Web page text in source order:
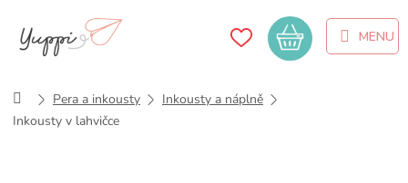
obsah
Nákupní
košík
DomůPera a inkousty
Inkousty a náplně
Inkousty v lahvičce